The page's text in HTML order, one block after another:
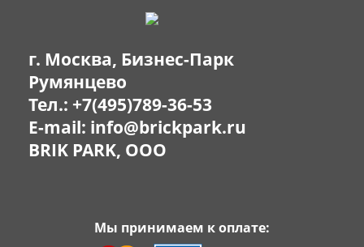
г. Москва, Бизнес-Парк
Румянцево
Тел.: +7(495)789-36-53
E-mail: info@brickpark.ru
BRIK PARK, OOO
Мы принимаем к оплате: